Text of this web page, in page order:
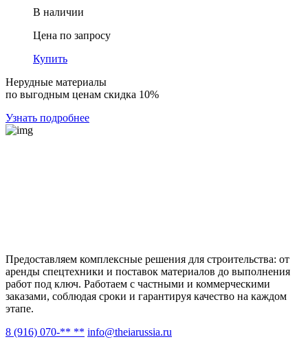
В наличии
Цена по запросу
Купить
Нерудные материалы
по выгодным ценам скидка 10%
Узнать подробнее
Предоставляем комплексные решения для строительства: от
аренды спецтехники и поставок материалов до выполнения
работ под ключ. Работаем с частными и коммерческими
заказами, соблюдая сроки и гарантируя качество на каждом
этапе.
8 (916) 070-** ** info@theiarussia.ru